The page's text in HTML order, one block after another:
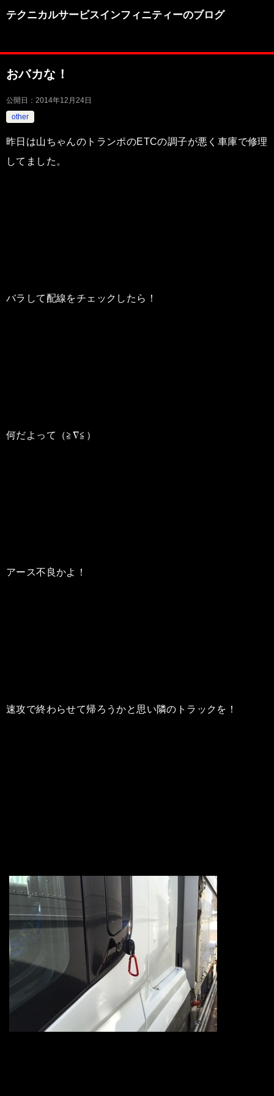
テクニカルサービスインフィニティーのブログ
おバカな！
公開日： 2014年12月24日
other
昨日は山ちゃんのトランポのETCの調子が悪く車庫で修理
してました。
バラして配線をチェックしたら！
何だよって（≧∇≦）
アース不良かよ！
速攻で終わらせて帰ろうかと思い隣のトラックを！